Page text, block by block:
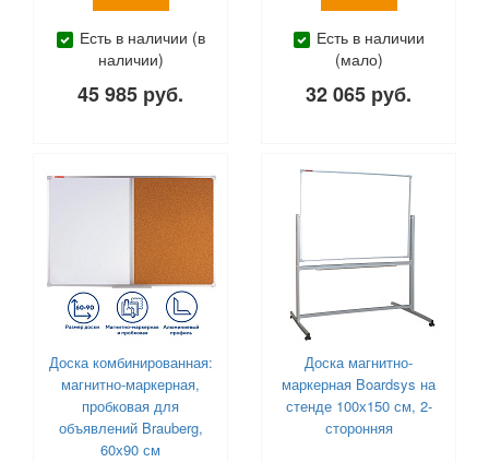
Есть в наличии (в
наличии)
45 985 руб.
Есть в наличии
(мало)
32 065 руб.
Доска комбинированная:
магнитно-маркерная,
пробковая для
объявлений Brauberg,
60х90 см
Доска магнитно-
маркерная Boardsys на
стенде 100х150 см, 2-
сторонняя